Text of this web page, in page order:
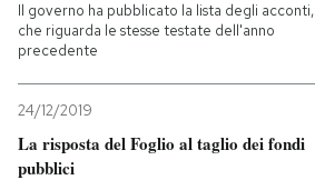
Il governo ha pubblicato la lista degli acconti,
che riguarda le stesse testate dell'anno
precedente
24/12/2019
La risposta del Foglio al taglio dei fondi
pubblici